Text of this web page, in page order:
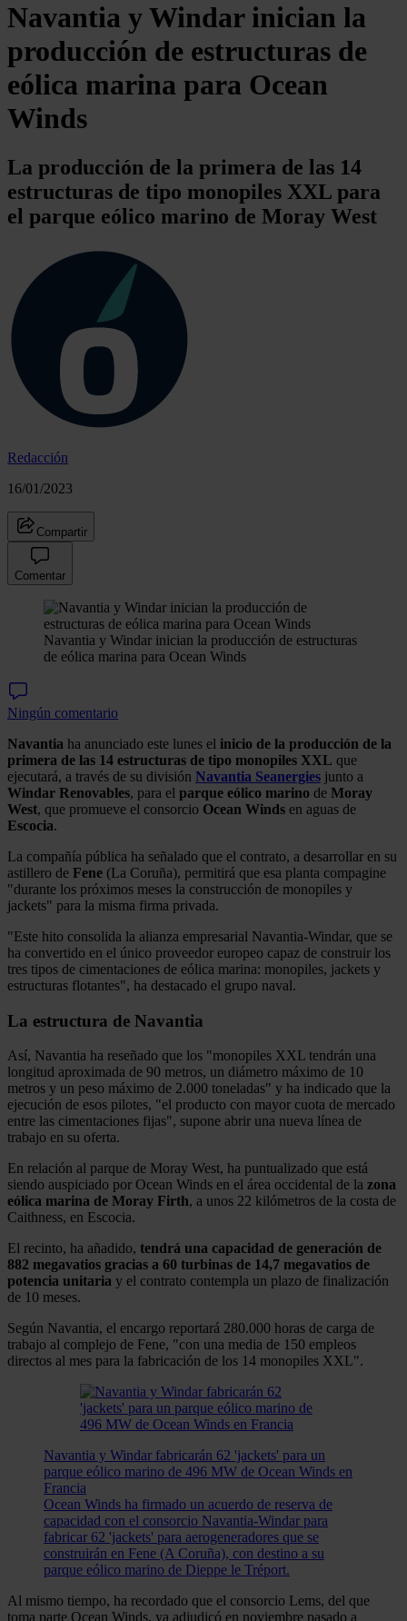
Navantia y Windar inician la
producción de estructuras de
eólica marina para Ocean
Winds
La producción de la primera de las 14
estructuras de tipo monopiles XXL para
el parque eólico marino de Moray West
Redacción
16/01/2023
Compartir
Comentar
Navantia y Windar inician la producción de estructuras
de eólica marina para Ocean Winds
Ningún comentario
Navantia ha anunciado este lunes el inicio de la producción de la
primera de las 14 estructuras de tipo monopiles XXL que
ejecutará, a través de su división Navantia Seanergies junto a
Windar Renovables, para el parque eólico marino de Moray
West, que promueve el consorcio Ocean Winds en aguas de
Escocia.
La compañía pública ha señalado que el contrato, a desarrollar en su
astillero de Fene (La Coruña), permitirá que esa planta compagine
"durante los próximos meses la construcción de monopiles y
jackets" para la misma firma privada.
"Este hito consolida la alianza empresarial Navantia-Windar, que se
ha convertido en el único proveedor europeo capaz de construir los
tres tipos de cimentaciones de eólica marina: monopiles, jackets y
estructuras flotantes", ha destacado el grupo naval.
La estructura de Navantia
Así, Navantia ha reseñado que los "monopiles XXL tendrán una
longitud aproximada de 90 metros, un diámetro máximo de 10
metros y un peso máximo de 2.000 toneladas" y ha indicado que la
ejecución de esos pilotes, "el producto con mayor cuota de mercado
entre las cimentaciones fijas", supone abrir una nueva línea de
trabajo en su oferta.
En relación al parque de Moray West, ha puntualizado que está
siendo auspiciado por Ocean Winds en el área occidental de la zona
eólica marina de Moray Firth, a unos 22 kilómetros de la costa de
Caithness, en Escocia.
El recinto, ha añadido, tendrá una capacidad de generación de
882 megavatios gracias a 60 turbinas de 14,7 megavatios de
potencia unitaria y el contrato contempla un plazo de finalización
de 10 meses.
Según Navantia, el encargo reportará 280.000 horas de carga de
trabajo al complejo de Fene, "con una media de 150 empleos
directos al mes para la fabricación de los 14 monopiles XXL".
Navantia y Windar fabricarán 62 'jackets' para un
parque eólico marino de 496 MW de Ocean Winds en
Francia
Ocean Winds ha firmado un acuerdo de reserva de
capacidad con el consorcio Navantia-Windar para
fabricar 62 'jackets' para aerogeneradores que se
construirán en Fene (A Coruña), con destino a su
parque eólico marino de Dieppe le Tréport.
Al mismo tiempo, ha recordado que el consorcio Lems, del que
toma parte Ocean Winds, ya adjudicó en noviembre pasado a